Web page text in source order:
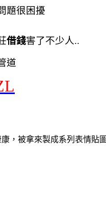
題很困擾
借錢害了不少人..
道
，被拿來製成系列表情貼